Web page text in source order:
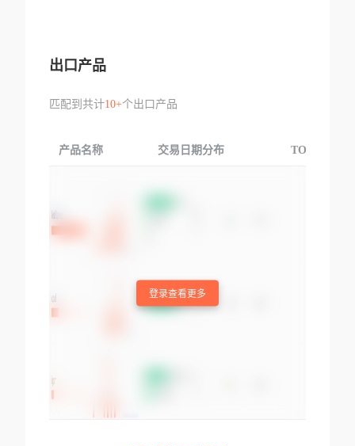
出口产品
匹配到共计10+个出口产品
产品名称 交易日期分布 TOP3交易国
登录查看更多